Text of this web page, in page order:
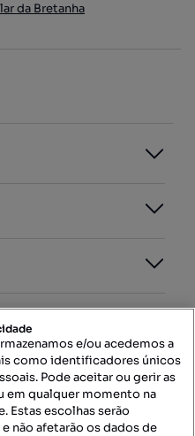
da Bretanha
e/ou acedemos a
como identificadores únicos
Pode aceitar ou gerir as
em qualquer momento na
Estas escolhas serão
não afetarão os dados de